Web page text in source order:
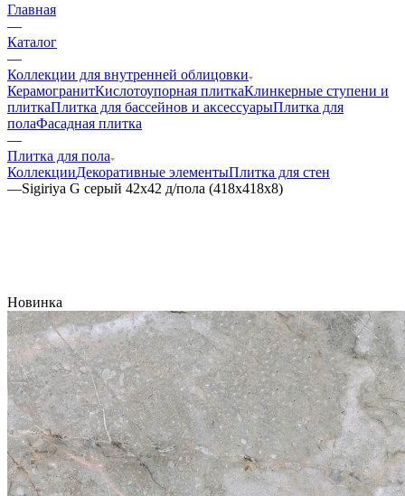
Главная
—
Каталог
—
Коллекции для внутренней облицовки
КерамогранитКислотоупорная плиткаКлинкерные ступени и
плиткаПлитка для бассейнов и аксессуарыПлитка для
полаФасадная плитка
—
Плитка для пола
КоллекцииДекоративные элементыПлитка для стен
—Sigiriya G серый 42х42 д/пола (418x418x8)
Новинка